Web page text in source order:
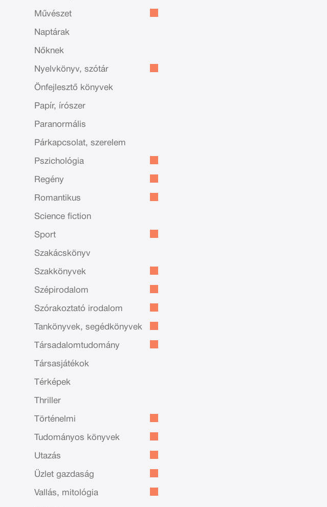
Művészet
Naptárak
Nőknek
Nyelvkönyv, szótár
Önfejlesztő könyvek
Papír, írószer
Paranormális
Párkapcsolat, szerelem
Pszichológia
Regény
Romantikus
Science fiction
Sport
Szakácskönyv
Szakkönyvek
Szépirodalom
Szórakoztató irodalom
Tankönyvek, segédkönyvek
Társadalomtudomány
Társasjátékok
Térképek
Thriller
Történelmi
Tudományos könyvek
Utazás
Üzlet gazdaság
Vallás, mitológia